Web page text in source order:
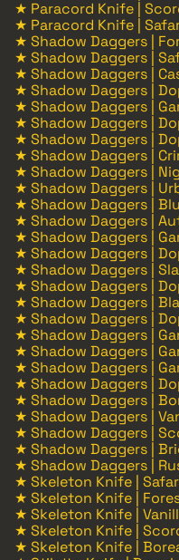
★ Paracord Knife |
★ Paracord Knife |
★ Shadow Daggers |
★ Shadow Daggers |
★ Shadow Daggers |
★ Shadow Daggers |
★ Shadow Daggers |
★ Shadow Daggers |
★ Shadow Daggers |
★ Shadow Daggers |
★ Shadow Daggers |
★ Shadow Daggers |
★ Shadow Daggers |
★ Shadow Daggers |
★ Shadow Daggers |
★ Shadow Daggers |
★ Shadow Daggers |
★ Shadow Daggers |
★ Shadow Daggers |
★ Shadow Daggers |
★ Shadow Daggers |
★ Shadow Daggers |
★ Shadow Daggers |
★ Shadow Daggers |
★ Shadow Daggers |
★ Shadow Daggers |
★ Shadow Daggers |
★ Shadow Daggers |
★ Shadow Daggers |
★ Skeleton Knife |
★ Skeleton Knife |
★ Skeleton Knife |
★ Skeleton Knife |
★ Skeleton Knife |